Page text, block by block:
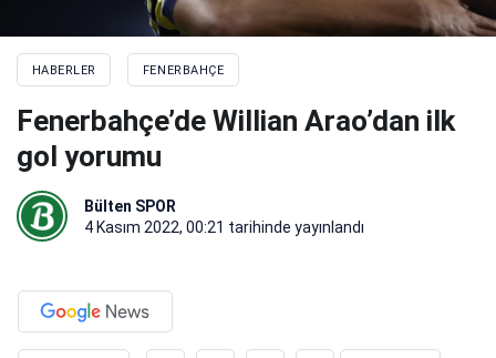
HABERLER FENERBAHÇE
Fenerbahçe’de Willian Arao’dan ilk
gol yorumu
Bülten SPOR
4 Kasım 2022, 00:21 tarihinde yayınlandı